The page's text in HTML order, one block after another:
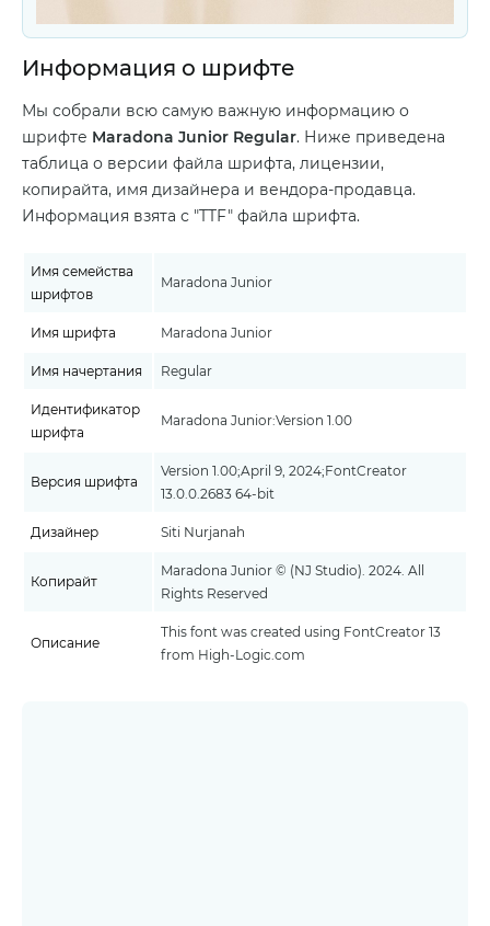
Информация о шрифте
Мы собрали всю самую важную информацию о
шрифте Maradona Junior Regular. Ниже приведена
таблица о версии файла шрифта, лицензии,
копирайта, имя дизайнера и вендора-продавца.
Информация взята с "TTF" файла шрифта.
Имя семейства
шрифтов
Maradona Junior
Имя шрифта Maradona Junior
Имя начертания Regular
Идентификатор
шрифта
Maradona Junior:Version 1.00
Версия шрифта
Version 1.00;April 9, 2024;FontCreator
13.0.0.2683 64-bit
Дизайнер Siti Nurjanah
Копирайт
Maradona Junior © (NJ Studio). 2024. All
Rights Reserved
Описание
This font was created using FontCreator 13
from High-Logic.com